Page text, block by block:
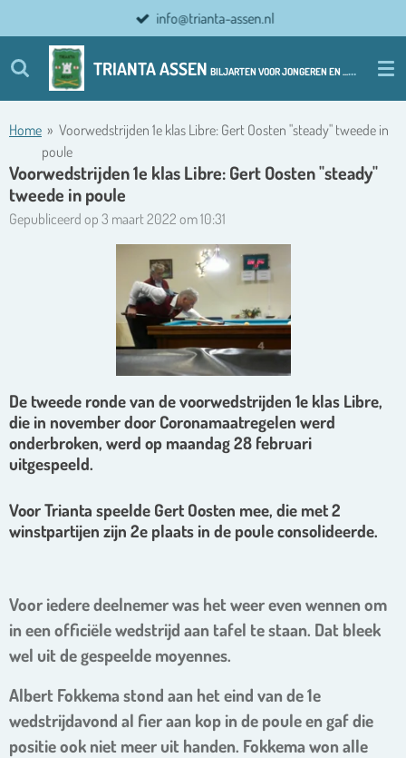
direct
naar
hoofdinhoud
TRIANTA ASSEN BILJARTEN VOOR JONGEREN EN ................ OUDERE JONGEREN
info@trianta-assen.nl
Home » Voorwedstrijden 1e klas Libre: Gert Oosten "steady" tweede in
poule
Voorwedstrijden 1e klas Libre: Gert Oosten "steady"
tweede in poule
Gepubliceerd op 3 maart 2022 om 10:31
De tweede ronde van de voorwedstrijden 1e klas Libre,
die in november door Coronamaatregelen werd
onderbroken, werd op maandag 28 februari
uitgespeeld.
Voor Trianta speelde Gert Oosten mee, die met 2
winstpartijen zijn 2e plaats in de poule consolideerde.
Voor iedere deelnemer was het weer even wennen om
in een officiële wedstrijd aan tafel te staan. Dat bleek
wel uit de gespeelde moyennes.
Albert Fokkema stond aan het eind van de 1e
wedstrijdavond al fier aan kop in de poule en gaf die
positie ook niet meer uit handen. Fokkema won alle